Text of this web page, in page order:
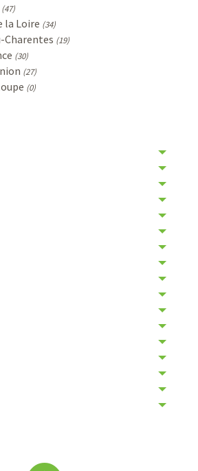
(47)
la Loire (34)
Charentes (19)
(30)
(27)
(0)